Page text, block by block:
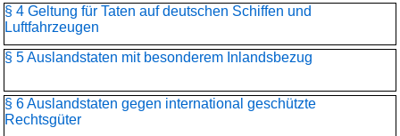
§ 4 Geltung für Taten auf deutschen Schiffen und
Luftfahrzeugen
§ 5 Auslandstaten mit besonderem Inlandsbezug
§ 6 Auslandstaten gegen international geschützte
Rechtsgüter